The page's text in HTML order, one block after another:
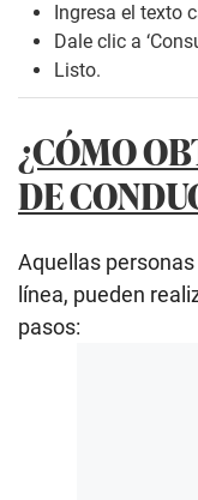
Ingresa el texto
Dale clic a
Listo.
¿CÓMO
DE
Aquellas
línea, pueden
pasos: